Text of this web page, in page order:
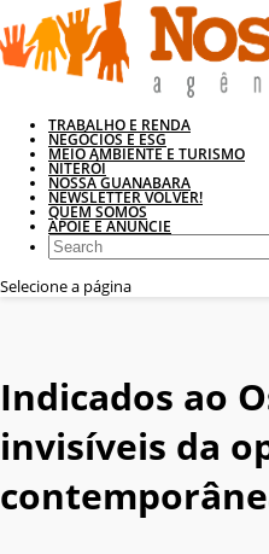
TRABALHO E RENDA
NEGÓCIOS E ESG
MEIO AMBIENTE E TURISMO
NITERÓI
NOSSA GUANABARA
NEWSLETTER VOLVER!
QUEM SOMOS
APOIE E ANUNCIE
Selecione a página
Indicados ao
invisíveis da